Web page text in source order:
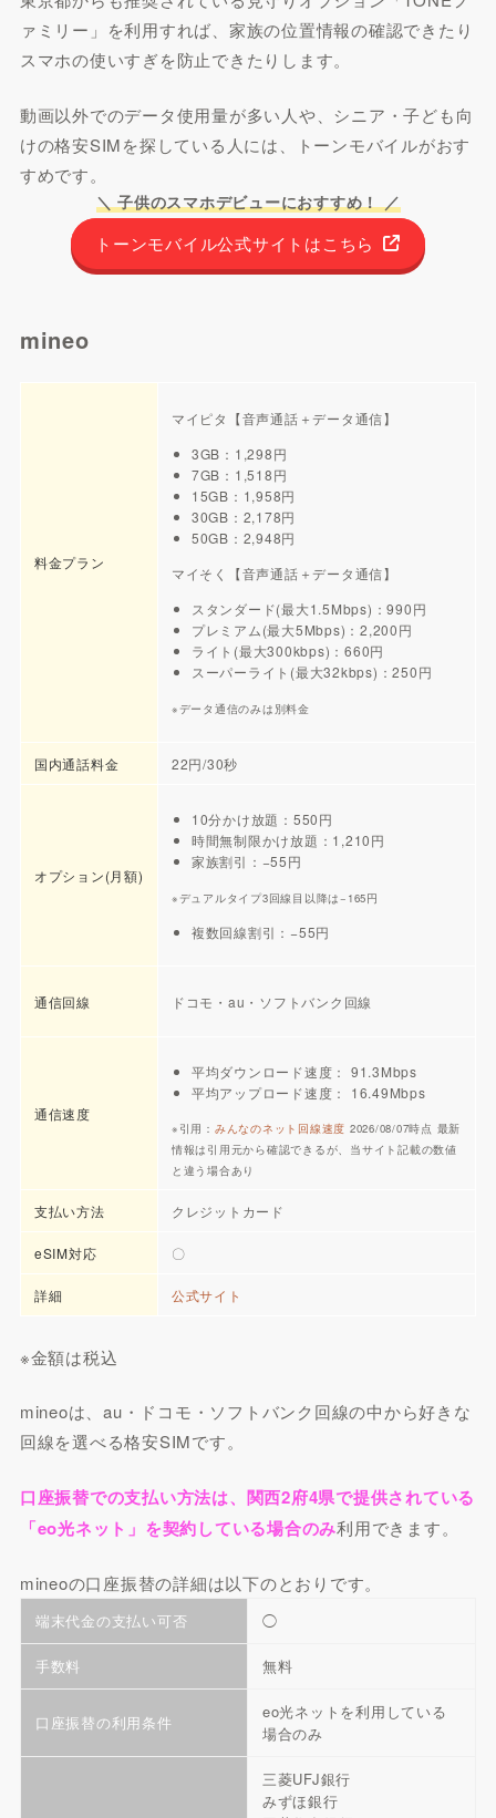
ァミリー」を利用すれば、家族の位置情報の確認できたり
スマホの使いすぎを防止できたりします。
動画以外でのデータ使用量が多い人や、シニア・子ども向
けの格安SIMを探している人には、トーンモバイルがおす
すめです。
＼ 子供のスマホデビューにおすすめ！ ／
トーンモバイル公式サイトはこちら
mineo
料金プラン
マイピタ【音声通話＋データ通信】
3GB：1,298円
7GB：1,518円
15GB：1,958円
30GB：2,178円
50GB：2,948円
マイそく【音声通話＋データ通信】
スタンダード(最大1.5Mbps)：990円
プレミアム(最大5Mbps)：2,200円
ライト(最大300kbps)：660円
スーパーライト(最大32kbps)：250円
※データ通信のみは別料金
国内通話料金 22円/30秒
オプション(月額)
10分かけ放題：550円
時間無制限かけ放題：1,210円
家族割引：−55円
※デュアルタイプ3回線目以降は−165円
複数回線割引：−55円
通信回線 ドコモ・au・ソフトバンク回線
通信速度
平均ダウンロード速度： 91.3Mbps
平均アップロード速度： 16.49Mbps
※引用： みんなのネット回線速度 2026/08/07時点 最新
情報は引用元から確認できるが、当サイト記載の数値
と違う場合あり
支払い方法 クレジットカード
eSIM対応 〇
詳細 公式サイト
※金額は税込
mineoは、au・ドコモ・ソフトバンク回線の中から好きな
回線を選べる格安SIMです。
口座振替での支払い方法は、関西2府4県で提供されている
「eo光ネット」を契約している場合のみ利用できます。
mineoの口座振替の詳細は以下のとおりです。
端末代金の支払い可否 ◯
手数料 無料
口座振替の利用条件
eo光ネットを利用している
場合のみ
三菱UFJ銀行
みずほ銀行